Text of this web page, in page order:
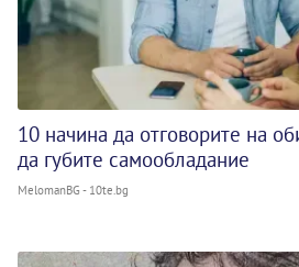
10 начина да отговорите на
да губите самообладание
MelomanBG - 10te.bg